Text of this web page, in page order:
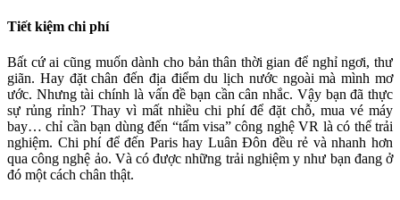
Tiết kiệm chi phí
Bất cứ ai cũng muốn dành cho bản thân thời gian để nghỉ ngơi, thư
giãn. Hay đặt chân đến địa điểm du lịch nước ngoài mà mình mơ
ước. Nhưng tài chính là vấn đề bạn cần cân nhắc. Vậy bạn đã thực
sự rủng rỉnh? Thay vì mất nhiều chi phí để đặt chỗ, mua vé máy
bay… chỉ cần bạn dùng đến “tấm visa” công nghệ VR là có thể trải
nghiệm. Chi phí để đến Paris hay Luân Đôn đều rẻ và nhanh hơn
qua công nghệ ảo. Và có được những trải nghiệm y như bạn đang ở
đó một cách chân thật.